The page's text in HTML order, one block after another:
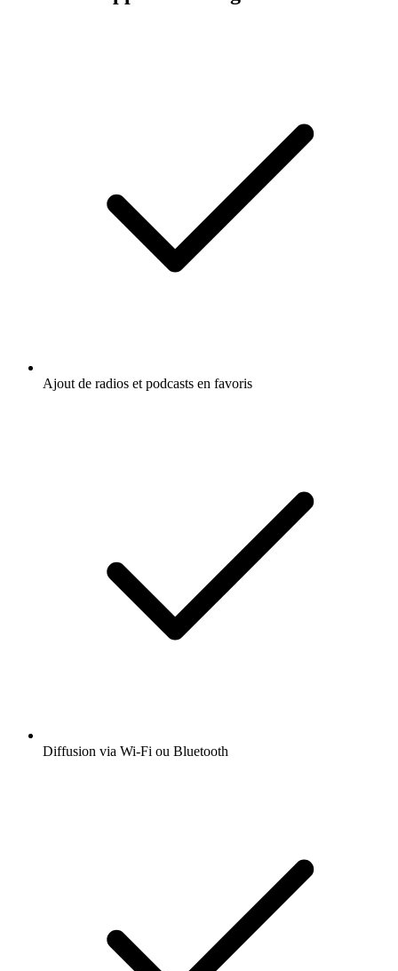
Ajout de radios et podcasts en favoris
Diffusion via Wi-Fi ou Bluetooth